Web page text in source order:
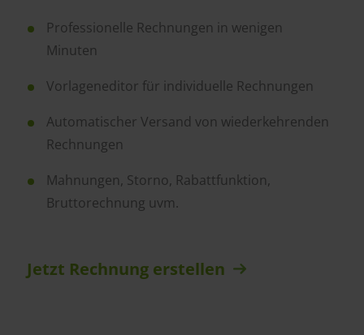
Professionelle Rechnungen in wenigen
Minuten
Vorlageneditor für individuelle Rechnungen
Automatischer Versand von wiederkehrenden
Rechnungen
Mahnungen, Storno, Rabattfunktion,
Bruttorechnung uvm.
Jetzt Rechnung erstellen